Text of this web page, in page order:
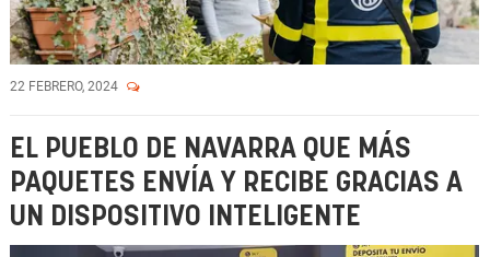
22 FEBRERO, 2024
EL PUEBLO DE NAVARRA QUE MÁS
PAQUETES ENVÍA Y RECIBE GRACIAS A
UN DISPOSITIVO INTELIGENTE